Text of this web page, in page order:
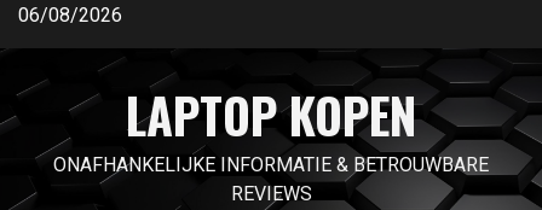
Ga
inhoud
06/08/2026
LAPTOP KOPEN
ONAFHANKELIJKE INFORMATIE & BETROUWBARE
REVIEWS